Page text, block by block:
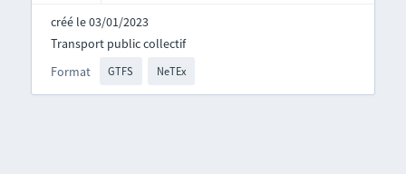
créé le 03/01/2023
Format GTFS NeTEx
Transport public collectif